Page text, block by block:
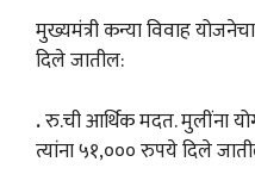
मुख्यमंत्री कन्या विवाह
दिले जातील:
.रु.ची आर्थिक मदत. मुलींना
त्यांना ५१,००० रुपये दिले